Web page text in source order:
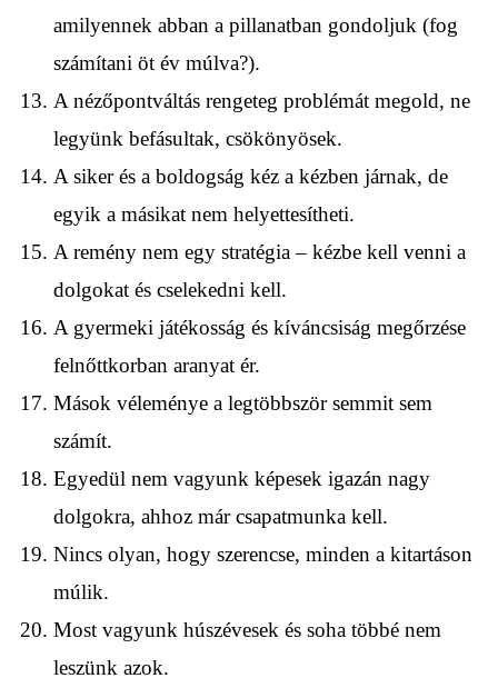
amilyennek abban a pillanatban gondoljuk (fog
számítani öt év múlva?).
A nézőpontváltás rengeteg problémát megold, ne
legyünk befásultak, csökönyösek.
A siker és a boldogság kéz a kézben járnak, de
egyik a másikat nem helyettesítheti.
A remény nem egy stratégia – kézbe kell venni a
dolgokat és cselekedni kell.
A gyermeki játékosság és kíváncsiság megőrzése
felnőttkorban aranyat ér.
Mások véleménye a legtöbbször semmit sem
számít.
Egyedül nem vagyunk képesek igazán nagy
dolgokra, ahhoz már csapatmunka kell.
Nincs olyan, hogy szerencse, minden a kitartáson
múlik.
Most vagyunk húszévesek és soha többé nem
leszünk azok.